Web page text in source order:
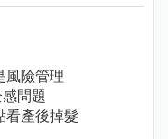
風險管理
問題
看產後掉髮